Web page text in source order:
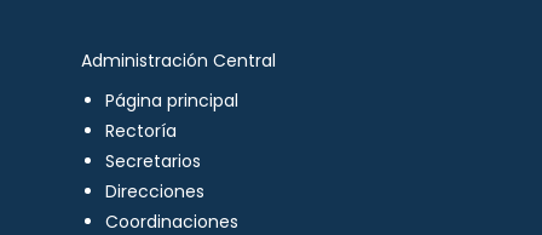
Administración Central
Página principal
Rectoría
Secretarios
Direcciones
Coordinaciones